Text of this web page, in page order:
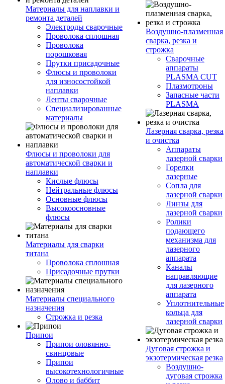
Материалы для наплавки и
ремонта деталей
Электроды сварочные
Проволока сплошная
Проволока
порошковая
Прутки присадочные
Флюсы и проволоки
для износостойкой
наплавки
Ленты сварочные
Специализированные
материалы
Флюсы и проволоки для
автоматической сварки и
наплавки
Кислые флюсы
Нейтральные флюсы
Основные флюсы
Высокоосновные
флюсы
Материалы для сварки
титана
Проволока сплошная
Присадочные прутки
Материалы специального
назначения
Строжка и резка
Припои
Припои оловянно-
свинцовые
Припои
высокотехнологичные
Олово и баббит
Воздушно-плазменная
сварка, резка и
строжка
Сварочные
аппараты
PLASMA CUT
Плазмотроны
Запасные части
PLASMA
Лазерная сварка, резка
и очистка
Аппараты
лазерной сварки
Горелки
лазерные
Сопла для
лазерной сварки
Линзы для
лазерной сварки
Ролики
подающего
механизма для
лазерного
аппарата
Каналы
направляющие
для лазерного
аппарата
Уплотнительные
кольца для
лазерной сварки
Дуговая строжка и
экзотермическая резка
Воздушно-
дуговая строжка